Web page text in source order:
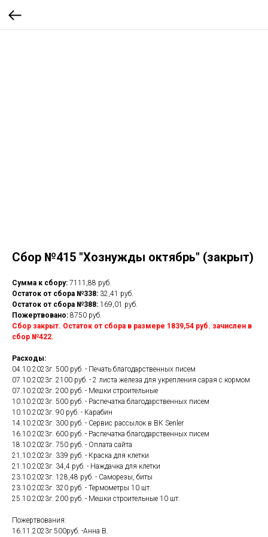
Сбор №415 "Хознужды октябрь" (закрыт)
Сумма к сбору: 7111,88 руб.
Остаток от сбора №338: 32,41 руб.
Остаток от сбора №388: 169,01 руб.
Пожертвовано: 8750 руб.
Сбор закрыт. Остаток от сбора в размере 1839,54 руб. зачислен в
сбор №422.
Расходы:
04.10.2023г. 500 руб. - Печать благодарственных писем
07.10.2023г. 2100 руб. - 2 листа железа для укрепления сарая с кормом
07.10.2023г. 200 руб. - Мешки строительные
10.10.2023г. 500 руб. - Распечатка благодарственных писем
10.10.2023г. 90 руб. - Карабин
14.10.2023г. 300 руб. - Сервис рассылок в ВК Senler
16.10.2023г. 600 руб. - Распечатка благодарственных писем
18.10.2023г. 750 руб. - Оплата сайта
21.10.2023г. 339 руб. - Краска для клетки
21.10.2023г. 34,4 руб. - Наждачка для клетки
23.10.2023г. 128,48 руб. - Саморезы, биты
23.10.2023г. 320 руб. - Термометры 10 шт.
25.10.2023г. 200 руб. - Мешки строительные 10 шт.
Пожертвования:
16.11.2023г.500руб. -Анна В.